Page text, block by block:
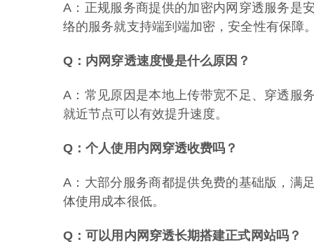
A：正规服务商提供的加密内网穿透服务是
络的服务就支持端到端加密，安全性有保障
Q：内网穿透速度慢是什么原因？
A：常见原因是本地上传带宽不足、穿透服
就近节点可以有效提升速度。
Q：个人使用内网穿透收费吗？
A：大部分服务商都提供免费的基础版，满
体使用成本很低。
Q：可以用内网穿透长期搭建正式网站吗？